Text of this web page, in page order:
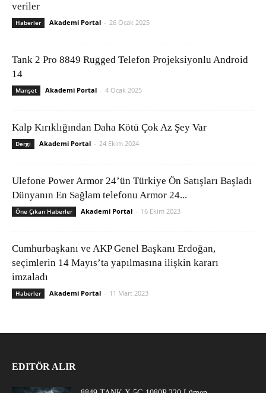
veriler
Haberler Akademi Portal - 26 Ocak 2025
Tank 2 Pro 8849 Rugged Telefon Projeksiyonlu Android
14
Manşet Akademi Portal - 4 Ocak 2025
Kalp Kırıklığından Daha Kötü Çok Az Şey Var
Dergi Akademi Portal - 24 Ekim 2024
Ulefone Power Armor 24’ün Türkiye Ön Satışları Başladı
Dünyanın En Sağlam telefonu Armor 24...
Öne Çıkan Haberler Akademi Portal - 16 Ekim 2023
Cumhurbaşkanı ve AKP Genel Başkanı Erdoğan,
seçimlerin 14 Mayıs’ta yapılmasına ilişkin kararı
imzaladı
Haberler Akademi Portal - 11 Mart 2023
EDITÖR ALIR